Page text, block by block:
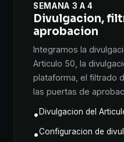
SEMANA 3 A 4
Divulgacion,
aprobacion
Integramos la
Articulo 50, la
plataforma, el filtrado
las puertas de
•Divulgacion del
•Configuracion de